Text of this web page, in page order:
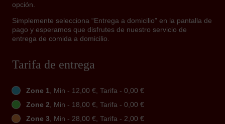
opción.
Simplemente selecciona “Entrega a domicilio” en la pantalla de
pago y esperamos que disfrutes de nuestro servicio de
entrega de comida a domicilio.
Tarifa de entrega
Zone 1, Min - 12,00 €, Tarifa - 0,00 €
Zone 2, Min - 18,00 €, Tarifa - 0,00 €
Zone 3, Min - 28,00 €, Tarifa - 2,00 €